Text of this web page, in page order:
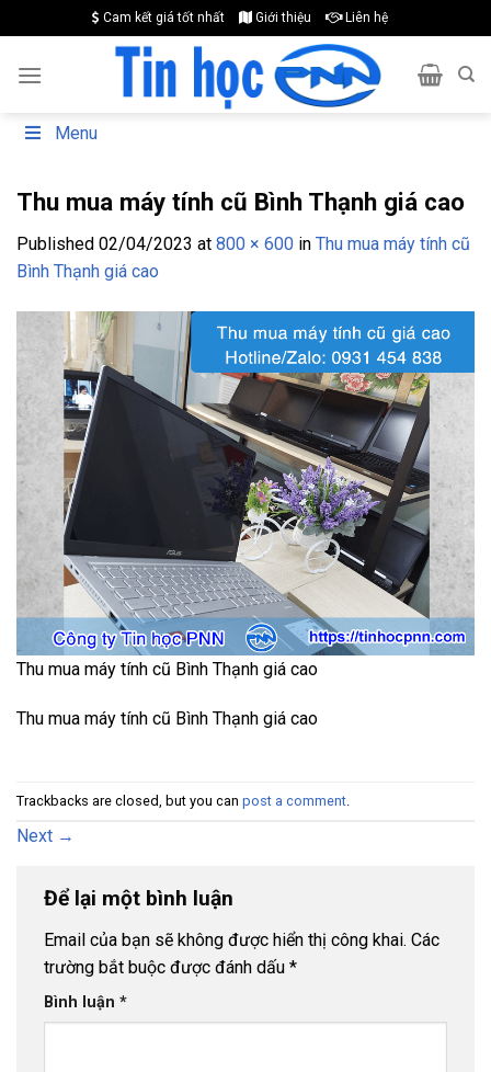
to
content
Cam kết giá tốt nhất Giới thiệu Liên hệ
Menu
Thu mua máy tính cũ Bình Thạnh giá cao
Published 02/04/2023 at 800 × 600 in Thu mua máy tính cũ
Bình Thạnh giá cao
Thu mua máy tính cũ Bình Thạnh giá cao
Thu mua máy tính cũ Bình Thạnh giá cao
Trackbacks are closed, but you can post a comment
Next →
Để lại một bình luận
Email của bạn sẽ không được hiển thị công khai. Các
trường bắt buộc được đánh dấu *
Bình luận *